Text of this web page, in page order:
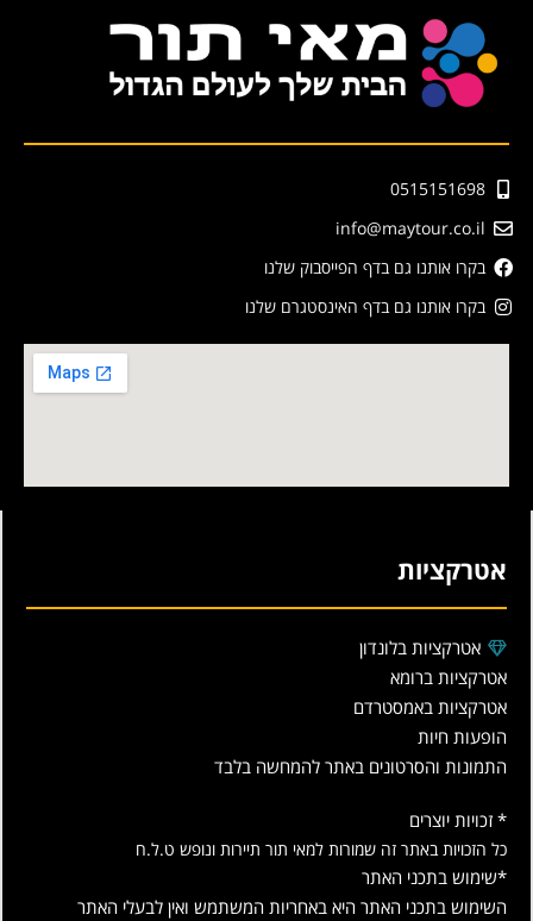
0515151698
info@maytour.co.il
בקרו אותנו גם בדף הפייסבוק שלנו
בקרו אותנו גם בדף האינסטגרם שלנו
אטרקציות
אטרקציות בלונדון
אטרקציות ברומא
אטרקציות באמסטרדם
הופעות חיות
התמונות והסרטונים באתר להמחשה בלבד
* זכויות יוצרים
כל הזכויות באתר זה שמורות למאי תור תיירות ונופש ט.ל.ח
*שימוש בתכני האתר
השימוש בתכני האתר היא באחריות המשתמש ואין לבעלי האתר